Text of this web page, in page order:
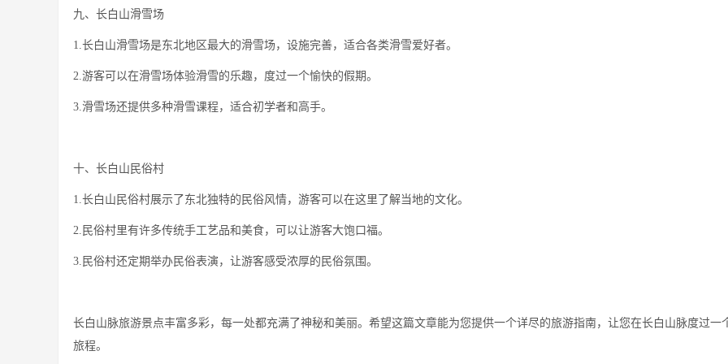
九、长白山滑雪场
1.长白山滑雪场是东北地区最大的滑雪场，设施完善，适合各类滑雪爱好者。
2.游客可以在滑雪场体验滑雪的乐趣，度过一个愉快的假期。
3.滑雪场还提供多种滑雪课程，适合初学者和高手。
十、长白山民俗村
1.长白山民俗村展示了东北独特的民俗风情，游客可以在这里了解当地的文化。
2.民俗村里有许多传统手工艺品和美食，可以让游客大饱口福。
3.民俗村还定期举办民俗表演，让游客感受浓厚的民俗氛围。
长白山脉旅游景点丰富多彩，每一处都充满了神秘和美丽。希望这篇文章能为您提供一个详尽的旅游指南，让您在长白山脉度过一
旅程。